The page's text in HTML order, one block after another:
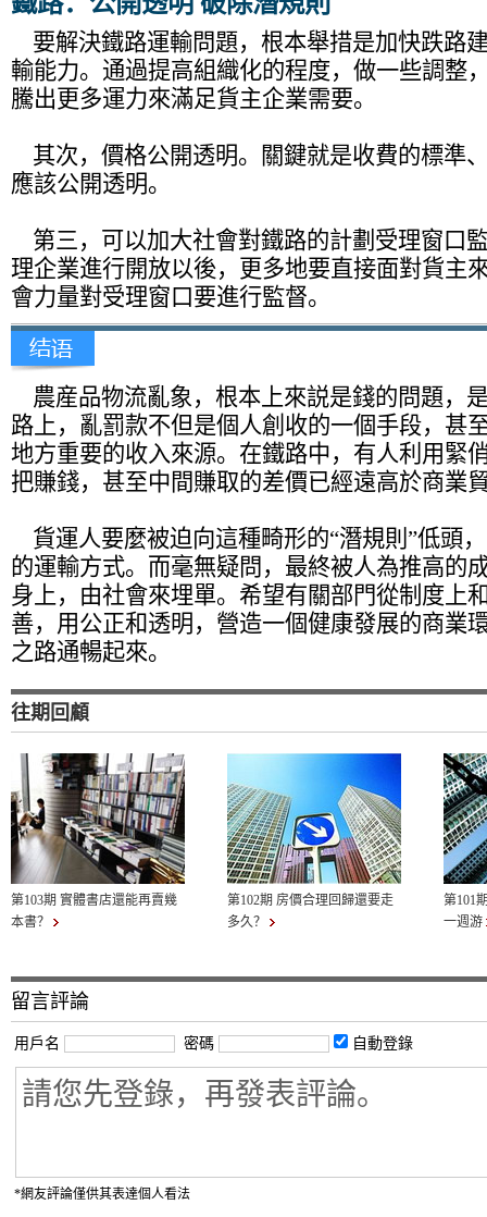
要解決鐵路運輸問題，根本舉措是加快跌路
輸能力。通過提高組織化的程度，做一些調整
騰出更多運力來滿足貨主企業需要。
其次，價格公開透明。關鍵就是收費的標準
應該公開透明。
第三，可以加大社會對鐵路的計劃受理窗口
理企業進行開放以後，更多地要直接面對貨主
會力量對受理窗口要進行監督。
農産品物流亂象，根本上來説是錢的問題，
路上，亂罰款不但是個人創收的一個手段，甚
地方重要的收入來源。在鐵路中，有人利用緊
把賺錢，甚至中間賺取的差價已經遠高於商業
貨運人要麼被迫向這種畸形的“潛規則”低頭
的運輸方式。而毫無疑問，最終被人為推高的
身上，由社會來埋單。希望有關部門從制度上
善，用公正和透明，營造一個健康發展的商業
之路通暢起來。
往期回顧
第103期 實體書店還能再賣幾
本書？
第102期 房價合理回歸還要走
多久？
第101
一週游
留言評論
用戶名 密碼 自動登錄
*網友評論僅供其表達個人看法